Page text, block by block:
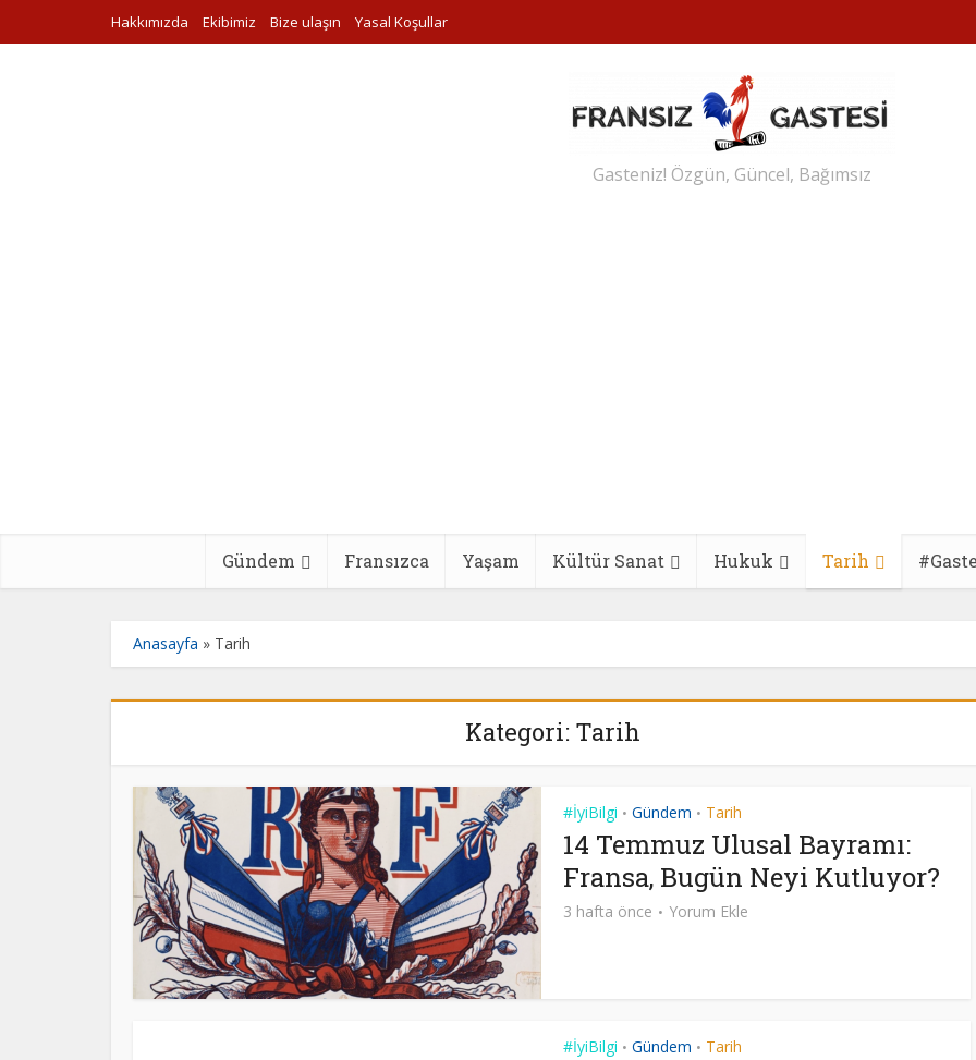
Hakkımızda Ekibimiz Bize ulaşın Yasal Koşullar
Gasteniz! Özgün, Güncel, Bağımsız
Gündem Fransızca Yaşam Kültür Sanat Hukuk Tarih
Anasayfa » Tarih
Kategori: Tarih
#İyiBilgi • Gündem • Tarih
14 Temmuz Ulusal Bayramı:
Fransa, Bugün Neyi Kutluyor?
3 hafta önce Yorum Ekle
#İyiBilgi • Gündem • Tarih